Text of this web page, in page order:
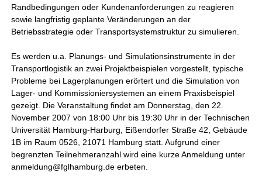
Randbedingungen oder Kundenanforderungen zu reagieren
sowie langfristig geplante Veränderungen an der
Betriebsstrategie oder Transportsystemstruktur zu simulieren.
Es werden u.a. Planungs- und Simulationsinstrumente in der
Transportlogistik an zwei Projektbeispielen vorgestellt, typische
Probleme bei Lagerplanungen erörtert und die Simulation von
Lager- und Kommissioniersystemen an einem Praxisbeispiel
gezeigt. Die Veranstaltung findet am Donnerstag, den 22.
November 2007 von 18:00 Uhr bis 19:30 Uhr in der Technischen
Universität Hamburg-Harburg, Eißendorfer Straße 42, Gebäude
1B im Raum 0526, 21071 Hamburg statt. Aufgrund einer
begrenzten Teilnehmeranzahl wird eine kurze Anmeldung unter
anmeldung@fglhamburg.de erbeten.